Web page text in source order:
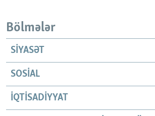
Bölmələr
SIYASƏT
SOSIAL
İQTISADIYYAT